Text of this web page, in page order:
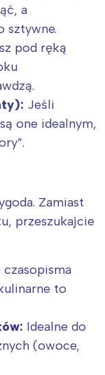
a
sztywne.
pod ręką
Jeśli
one idealnym,
Zamiast
przeszukajcie
to
Idealne do
(owoce,